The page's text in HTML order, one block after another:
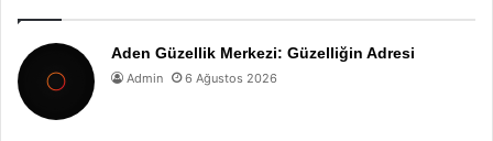
Aden Güzellik Merkezi: Güzelliğin Adresi
Admin 6 Ağustos 2026